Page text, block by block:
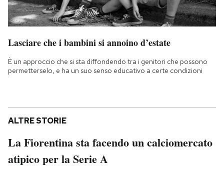
Lasciare che i bambini si annoino d’estate
È un approccio che si sta diffondendo tra i genitori che possono
permetterselo, e ha un suo senso educativo a certe condizioni
ALTRE STORIE
La Fiorentina sta facendo un calciomercato
atipico per la Serie A